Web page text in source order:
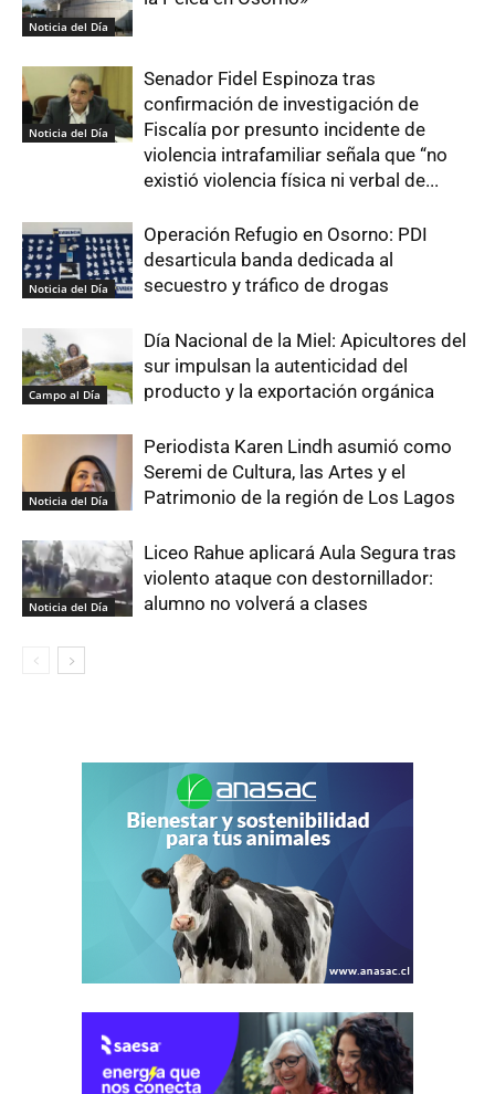
Noticia del Día
Noticia del Día
Senador Fidel Espinoza tras
confirmación de investigación de
Fiscalía por presunto incidente de
violencia intrafamiliar señala que “no
existió violencia física ni verbal de...
Noticia del Día
Operación Refugio en Osorno: PDI
desarticula banda dedicada al
secuestro y tráfico de drogas
Campo al Día
Día Nacional de la Miel: Apicultores del
sur impulsan la autenticidad del
producto y la exportación orgánica
Noticia del Día
Periodista Karen Lindh asumió como
Seremi de Cultura, las Artes y el
Patrimonio de la región de Los Lagos
Noticia del Día
Liceo Rahue aplicará Aula Segura tras
violento ataque con destornillador:
alumno no volverá a clases